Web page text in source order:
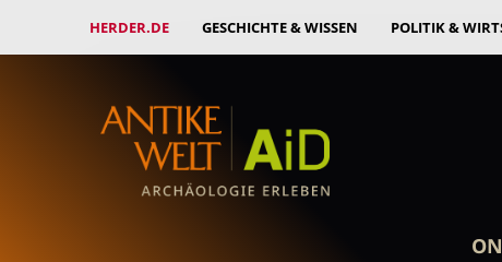
HERDER.DE GESCHICHTE & WISSEN POLITIK &